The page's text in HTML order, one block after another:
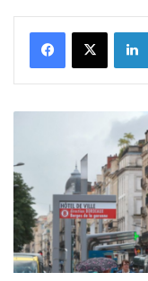
l’arrêt
en
soirée
ce
qui